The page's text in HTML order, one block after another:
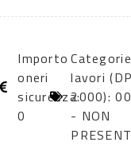
Importo
oneri
sicurezza:
0
Categorie
lavori
2000):
- NON